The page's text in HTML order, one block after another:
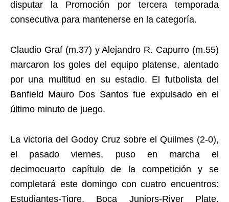
disputar la Promoción por tercera temporada
consecutiva para mantenerse en la categoría.
Claudio Graf (m.37) y Alejandro R. Capurro (m.55)
marcaron los goles del equipo platense, alentado
por una multitud en su estadio. El futbolista del
Banfield Mauro Dos Santos fue expulsado en el
último minuto de juego.
La victoria del Godoy Cruz sobre el Quilmes (2-0),
el pasado viernes, puso en marcha el
decimocuarto capítulo de la competición y se
completará este domingo con cuatro encuentros:
Estudiantes-Tigre, Boca Juniors-River Plate,